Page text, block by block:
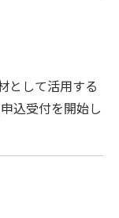
として活用する
込受付を開始し